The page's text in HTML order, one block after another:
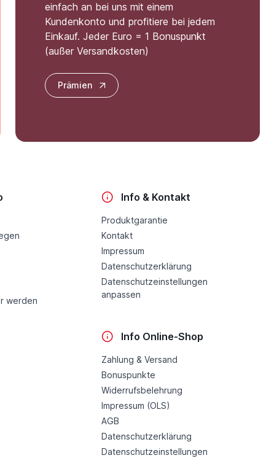
einfach an bei uns mit einem
Kundenkonto und profitiere bei jedem
Einkauf. Jeder Euro = 1 Bonuspunkt
(außer Versandkosten)
Prämien
werden
Info & Kontakt
Produktgarantie
Kontakt
Impressum
Datenschutzerklärung
Datenschutzeinstellungen
anpassen
Info Online-Shop
Zahlung & Versand
Bonuspunkte
Widerrufsbelehrung
Impressum (OLS)
AGB
Datenschutzerklärung
Datenschutzeinstellungen